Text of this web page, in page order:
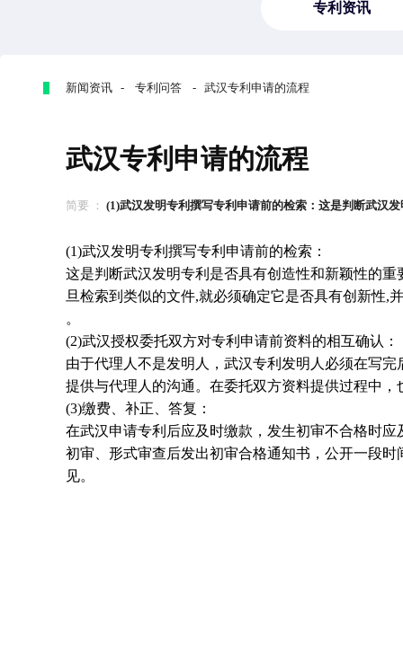
专利资讯
新闻资讯 - 专利问答 - 武汉专利申请的流程
武汉专利申请的流程
简要 ： (1)武汉发明专利撰写专利申请前的检索：这是判断武汉发
(1)武汉发明专利撰写专利申请前的检索：
这是判断武汉发明专利是否具有创造性和新颖性的
旦检索到类似的文件,就必须确定它是否具有创新性,
。
(2)武汉授权委托双方对专利申请前资料的相互确认：
由于代理人不是发明人，武汉专利发明人必须在写
提供与代理人的沟通。在委托双方资料提供过程中
(3)缴费、补正、答复：
在武汉申请专利后应及时缴款，发生初审不合格时
初审、形式审查后发出初审合格通知书，公开一段
见。